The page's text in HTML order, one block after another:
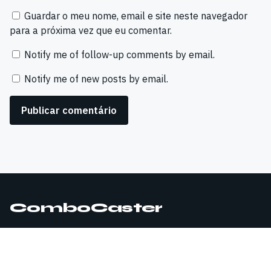
Guardar o meu nome, email e site neste navegador
para a próxima vez que eu comentar.
Notify me of follow-up comments by email.
Notify me of new posts by email.
ComboCaster